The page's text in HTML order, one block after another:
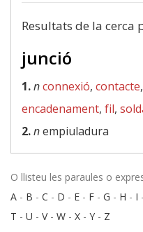
Resultats de la cerca
junció
1.nconnexió, contacte
encadenament, fil,
2.nempiuladura
O llisteu les paraules o
A - B - C - D - E - F - G - H - I -
T - U - V- W - X - Y - Z